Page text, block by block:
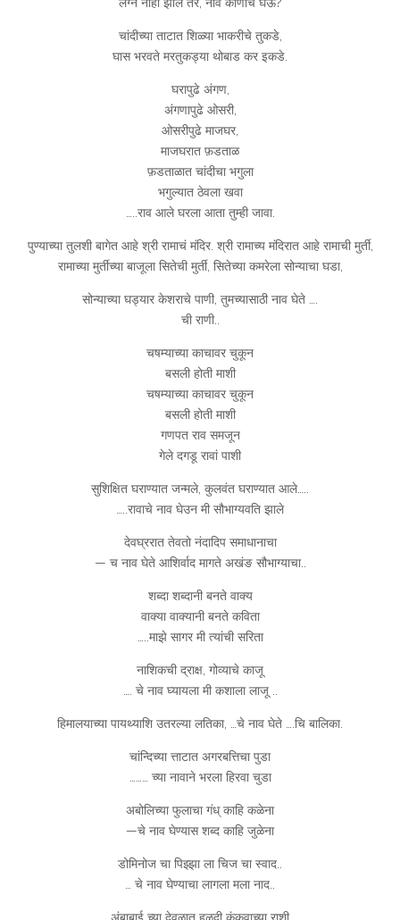
चांदीच्या ताटात शिळ्या भाकरीचे तुकडे,
घास भरवते मरतुकड्या थोबाड कर इकडे.
घरापुढे अंगण,
अंगणापुढे ओसरी,
ओसरीपुढे माजघर,
माजघरात फ़डताळ
फ़डताळात चांदीचा भगुला
भगुल्यात ठेवला खवा
…..राव आले घरला आता तुम्ही जावा.
पुण्याच्या तुलशी बागेत आहे श्री रामाचं मंदिर. श्री रामाच्य मंदिरात आहे रामाची मुर्ती,
रामाच्या मुर्तीच्या बाजूला सितेची मुर्ती, सितेच्या कमरेला सोन्याचा घडा,
सोन्याच्या घड्यार केशराचे पाणी, तुमच्यासाठी नाव घेते ….
ची राणी..
चषम्याच्या काचावर चुकून
बसली होती माशी
चषम्याच्या काचावर चुकून
बसली होती माशी
गणपत राव समजून
गेले दगडू रावां पाशी
सुशिक्षित घराण्यात जन्मले, कुलवंत घराण्यात आले…..
…..रावाचे नाव घेउन मी सौभाग्यवति झाले
देवघ्ररात तेवतो नंदादिप समाधानाचा
— च नाव घेते आशिर्वाद मागते अखंङ सौभाग्याचा..
शब्दा शब्दानी बनते वाक्य
वाक्या वाक्यानी बनते कविता
…..माझे सागर मी त्यांची सरिता
नाशिकची द्राक्ष, गोव्याचे काजू
…. चे नाव घ्यायला मी कशाला लाजू ..
हिमालयाच्या पायथ्याशि उतरल्या लतिका, …चे नाव घेते ….चि बालिका.
चांन्दिच्या त्ताटात अगरबत्तिचा पुडा
……… च्या नावाने भरला हिरवा चुडा
अबोलिच्या फुलाचा गंध् काहि कळेना
—चे नाव घेण्यास शब्द काहि जुळेना
डोमिनोज चा पिझ्झा ला चिज चा स्वाद..
… चे नाव घेण्याचा लागला मला नाद..